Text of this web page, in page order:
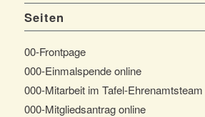
Seiten
00-Frontpage
000-Einmalspende online
000-Mitarbeit im Tafel-Ehrenamtsteam
000-Mitgliedsantrag online